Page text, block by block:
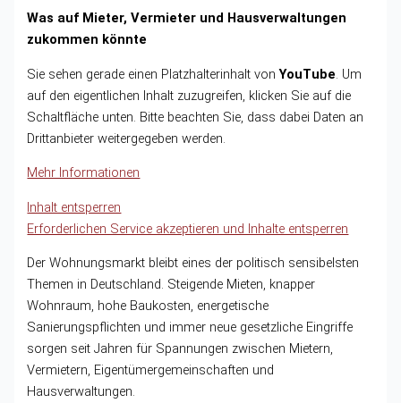
Was auf Mieter, Vermieter und Hausverwaltungen
zukommen könnte
Sie sehen gerade einen Platzhalterinhalt vonYouTube. Um
auf den eigentlichen Inhalt zuzugreifen, klicken Sie auf die
Schaltfläche unten. Bitte beachten Sie, dass dabei Daten an
Drittanbieter weitergegeben werden.
Mehr Informationen
Inhalt entsperren
Erforderlichen Service akzeptieren und Inhalte entsperren
Der Wohnungsmarkt bleibt eines der politisch sensibelsten
Themen in Deutschland. Steigende Mieten, knapper
Wohnraum, hohe Baukosten, energetische
Sanierungspflichten und immer neue gesetzliche Eingriffe
sorgen seit Jahren für Spannungen zwischen Mietern,
Vermietern, Eigentümergemeinschaften und
Hausverwaltungen.